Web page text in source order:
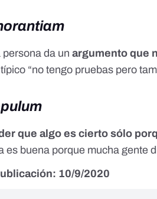
da un argumento que
“no tengo pruebas pero
que algo es cierto sólo
es buena porque mucha gente
10/9/2020